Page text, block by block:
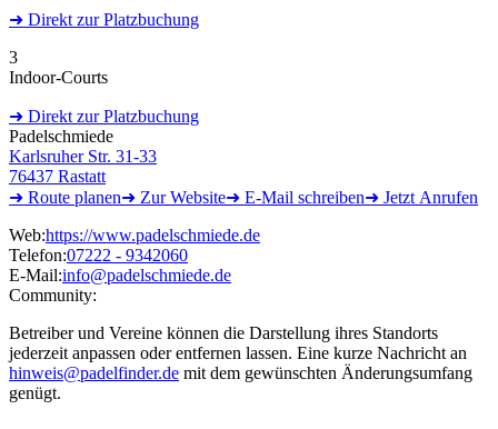
➜ Direkt zur Platzbuchung
3
Indoor-Courts
➜ Direkt zur Platzbuchung
Padelschmiede
Karlsruher Str. 31-33
76437 Rastatt
➜ Route planen➜ ZurWebsite➜ E-Mail schreiben➜ Jetzt Anrufen
Web:https://www.padelschmiede.de
Telefon:07222 - 9342060
E-Mail:info@padelschmiede.de
Community:
Betreiber und Vereine können die Darstellung ihres Standorts
jederzeit anpassen oder entfernen lassen. Eine kurze Nachricht an
hinweis@padelfinder.de mit dem gewünschten Änderungsumfang
genügt.